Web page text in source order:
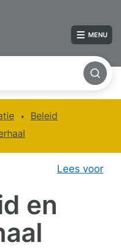
MENU
Beleid
Lees voor
en